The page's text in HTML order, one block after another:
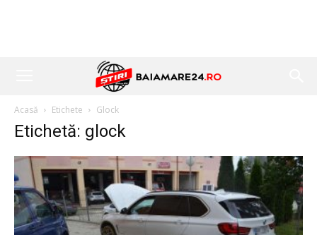
Acasă Etichete Glock
Etichetă: glock